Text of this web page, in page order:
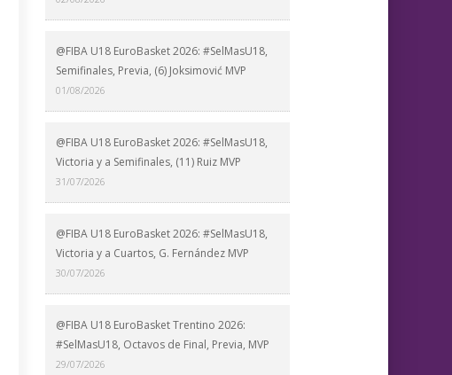
@FIBA U18 EuroBasket 2026: #SelMasU18,
Semifinales, Previa, (6) Joksimović MVP
01/08/2026
@FIBA U18 EuroBasket 2026: #SelMasU18,
Victoria y a Semifinales, (11) Ruiz MVP
31/07/2026
@FIBA U18 EuroBasket 2026: #SelMasU18,
Victoria y a Cuartos, G. Fernández MVP
30/07/2026
@FIBA U18 EuroBasket Trentino 2026:
#SelMasU18, Octavos de Final, Previa, MVP
29/07/2026